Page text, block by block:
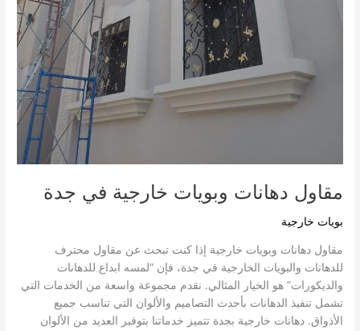
مقاول دهانات وبويات خارجية في جدة
بويات خارجية
مقاول دهانات وبويات خارجية إذا كنت تبحث عن مقاول محترف
للدهانات والبويات الخارجية في جدة، فإن “لمسه ابداع للدهانات
والديكورات” هو الخيار المثالي. نقدم مجموعة واسعة من الخدمات التي
تشمل تنفيذ الدهانات بأحدث التصاميم والألوان التي تناسب جميع
الأذواق. دهانات خارجية بجدة تتميز خدماتنا بتوفير العديد من الألوان